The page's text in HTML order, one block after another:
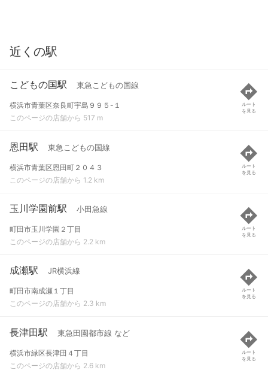
近くの駅
こどもの国駅 東急こどもの国線
横浜市青葉区奈良町宇島９９５-１
このページの店舗から 517 m
ルート
を見る
恩田駅 東急こどもの国線
横浜市青葉区恩田町２０４３
このページの店舗から 1.2 km
ルート
を見る
玉川学園前駅 小田急線
町田市玉川学園２丁目
このページの店舗から 2.2 km
ルート
を見る
成瀬駅 JR横浜線
町田市南成瀬１丁目
このページの店舗から 2.3 km
ルート
を見る
長津田駅 東急田園都市線 など
横浜市緑区長津田４丁目
このページの店舗から 2.6 km
ルート
を見る